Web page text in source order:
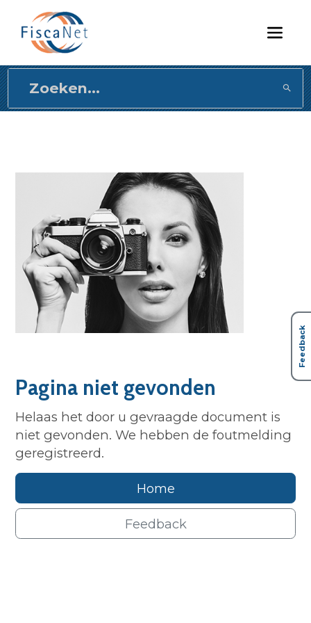
Direct
naar
content
gaan
Feedback
Pagina niet gevonden
Helaas het door u gevraagde document is
niet gevonden. We hebben de foutmelding
geregistreerd.
Home
Feedback